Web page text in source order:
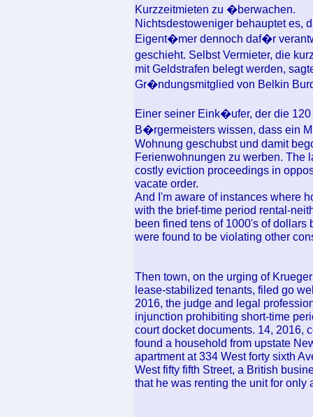
Kurzzeitmieten zu �berwachen.
Nichtsdestoweniger behauptet es,
Eigent�mer dennoch daf�r
geschieht. Selbst Vermieter, die
mit Geldstrafen belegt werden,
Gr�ndungsmitglied von Belkin
Einer seiner Eink�ufer, der die
B�rgermeisters wissen, dass ein
Wohnung geschubst und damit
Ferienwohnungen zu werben. The
costly eviction proceedings in
vacate order.
And I'm aware of instances where
with the brief-time period rental-
been fined tens of 1000's of dollars
were found to be violating other
Then town, on the urging of
lease-stabilized tenants, filed go
2016, the judge and legal
injunction prohibiting short-time
court docket documents. 14, 2016,
found a household from upstate
apartment at 334 West forty sixth
West fifty fifth Street, a British
that he was renting the unit for only